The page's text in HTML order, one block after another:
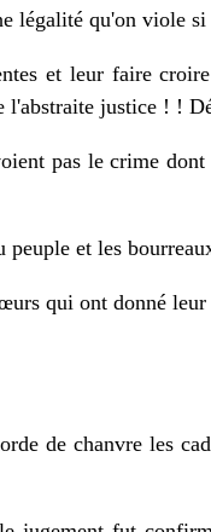
légalité qu'on viole
et leur faire
l'abstraite justice ! !
pas le crime
et les
qui ont donné
de chanvre les